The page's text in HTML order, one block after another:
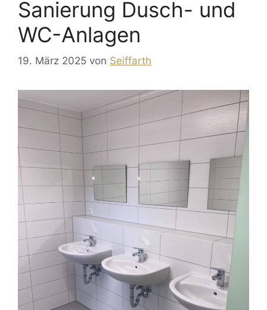
Sanierung Dusch- und
WC-Anlagen
19. März 2025 von Seiffarth